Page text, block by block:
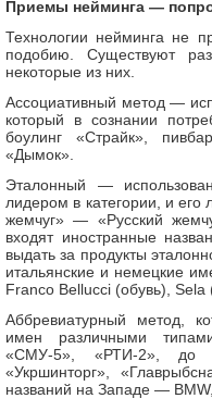
Приемы нейминга —
Технологии нейминга не
подобию. Существуют
некоторые из них.
Ассоциативный метод —
который в сознании
боулинг «Страйк»,
«Дымок».
Эталонный —
лидером в категории, и
жемчуг» — «Русский
входят иностранные
выдать за продукты
итальянские и немецкие
Franco Bellucci (обувь), Sela
Аббревиатурный метод,
имен различными
«СМУ-5», «РТИ-2», до
«Укршинторг»,
названий на Западе — BMW,